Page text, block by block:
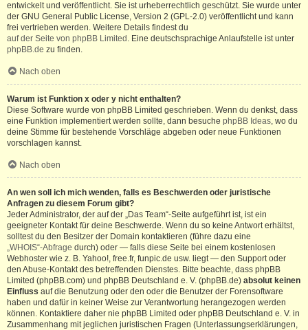
entwickelt und veröffentlicht. Sie ist urheberrechtlich geschützt. Sie wurde unter
der GNU General Public License, Version 2 (GPL-2.0) veröffentlicht und kann
frei vertrieben werden. Weitere Details findest du
auf der Seite von phpBB Limited . Eine deutschsprachige Anlaufstelle ist unter
phpBB.de zu finden.
Nach oben
Warum ist Funktion x oder y nicht enthalten?
Diese Software wurde von phpBB Limited geschrieben. Wenn du denkst, dass
eine Funktion implementiert werden sollte, dann besuche phpBB Ideas, wo du
deine Stimme für bestehende Vorschläge abgeben oder neue Funktionen
vorschlagen kannst.
Nach oben
An wen soll ich mich wenden, falls es Beschwerden oder juristische
Anfragen zu diesem Forum gibt?
Jeder Administrator, der auf der „Das Team“-Seite aufgeführt ist, ist ein
geeigneter Kontakt für deine Beschwerde. Wenn du so keine Antwort erhältst,
solltest du den Besitzer der Domain kontaktieren (führe dazu eine
„WHOIS“-Abfrage durch) oder — falls diese Seite bei einem kostenlosen
Webhoster wie z. B. Yahoo!, free.fr, funpic.de usw. liegt — den Support oder
den Abuse-Kontakt des betreffenden Dienstes. Bitte beachte, dass phpBB
Limited (phpBB.com) und phpBB Deutschland e. V. (phpBB.de) absolut keinen
Einfluss auf die Benutzung oder den oder die Benutzer der Forensoftware
haben und dafür in keiner Weise zur Verantwortung herangezogen werden
können. Kontaktiere daher nie phpBB Limited oder phpBB Deutschland e. V. in
Zusammenhang mit jeglichen juristischen Fragen (Unterlassungserklärungen,